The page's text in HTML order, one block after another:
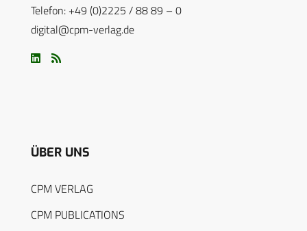
Telefon: +49 (0)2225 / 88 89 – 0
digital@cpm-verlag.de
ÜBER UNS
CPM VERLAG
CPM PUBLICATIONS